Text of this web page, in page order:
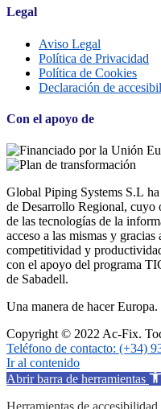
Legal
Aviso Legal
Política de Privacidad
Política de Cookies
Declaración de
Con el apoyo de
Global Piping Systems S.L
de Desarrollo Regional, cuyo
de las tecnologías de la
acceso a las mismas y
competitividad y
con el apoyo del programa
de Sabadell.
Una manera de hacer Europa.
Copyright © 2022 Ac-Fix.
Teléfono de contacto: (+34)
Ir al contenido
Abrir barra de herramientas